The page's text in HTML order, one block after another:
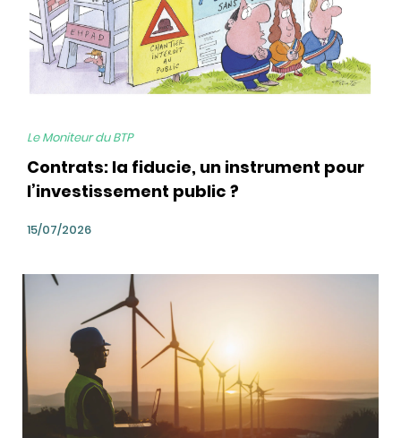
Le Moniteur du BTP
Contrats: la fiducie, un instrument pour
l’investissement public ?
15/07/2026
bg